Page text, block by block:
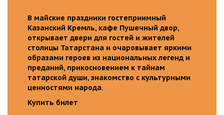
В майские праздники гостеприимный
Казанский Кремль, кафе Пушечный двор,
открывает двери для гостей и жителей
столицы Татарстана и очаровывает яркими
образами героев из национальных легенд и
преданий, прикосновением к тайнам
татарской души, знакомство с культурными
ценностями народа.
Купить билет